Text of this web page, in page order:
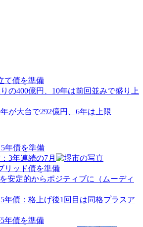
て債を準備
の400億円、10年は前回並みで盛り上
が大台で292億円、6年は上限
年債を準備
3年連続の7月
リッド債を準備
安定的からポジティブに（ムーディ
年債：格上げ後1回目は同格プラスア
年債を準備